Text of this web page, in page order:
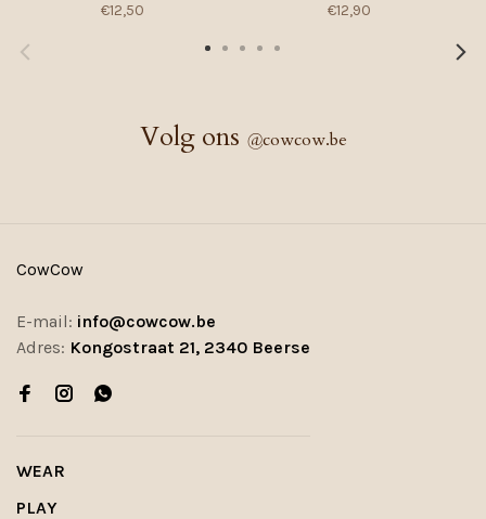
€12,50 €12,90
Volg ons @cowcow.be
CowCow
E-mail: info@cowcow.be
Adres: Kongostraat 21, 2340 Beerse
WEAR
PLAY